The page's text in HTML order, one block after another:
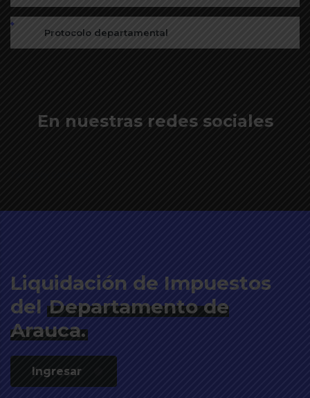
Protocolo departamental
En nuestras redes sociales
Liquidación de Impuestos
del Departamento de
Arauca.
Ingresar